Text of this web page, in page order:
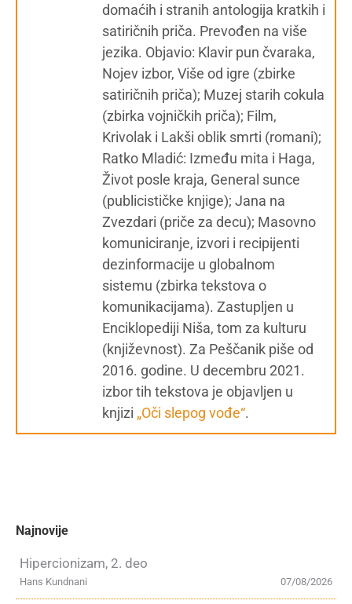
domaćih i stranih antologija kratkih i
satiričnih priča. Prevođen na više
jezika. Objavio: Klavir pun čvaraka,
Nojev izbor, Više od igre (zbirke
satiričnih priča); Muzej starih cokula
(zbirka vojničkih priča); Film,
Krivolak i Lakši oblik smrti (romani);
Ratko Mladić: Između mita i Haga,
Život posle kraja, General sunce
(publicističke knjige); Jana na
Zvezdari (priče za decu); Masovno
komuniciranje, izvori i recipijenti
dezinformacije u globalnom
sistemu (zbirka tekstova o
komunikacijama). Zastupljen u
Enciklopediji Niša, tom za kulturu
(književnost). Za Peščanik piše od
2016. godine. U decembru 2021.
izbor tih tekstova je objavljen u
knjizi „Oči slepog vođe“.
Najnovije
Hipercionizam, 2. deo
07/08/2026
Hans Kundnani